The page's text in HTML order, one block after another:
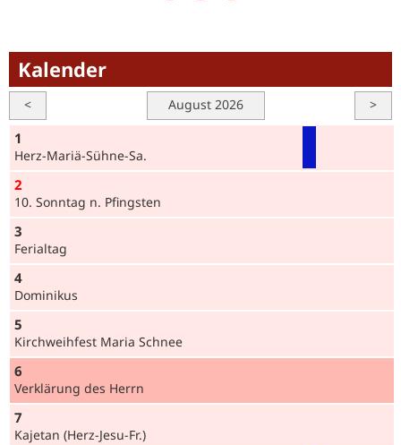
Kalender
< >
August 2026
1
Herz-Mariä-Sühne-Sa.
2
10. Sonntag n. Pfingsten
3
Ferialtag
4
Dominikus
5
Kirchweihfest Maria Schnee
6
Verklärung des Herrn
7
Kajetan (Herz-Jesu-Fr.)